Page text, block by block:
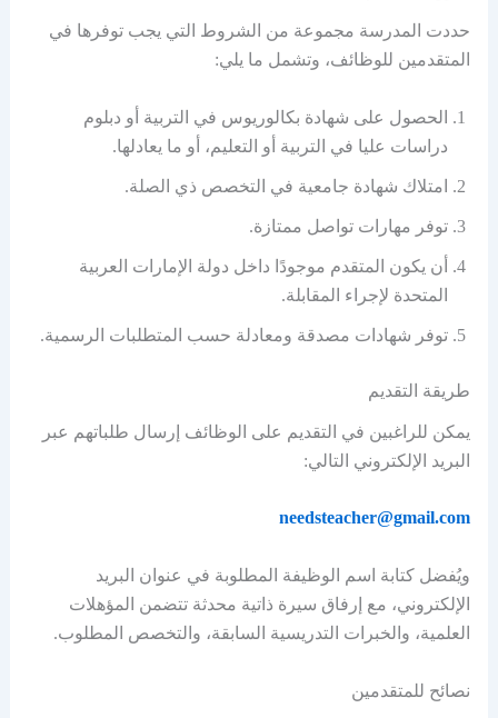
حددت المدرسة مجموعة من الشروط التي يجب توفرها في
المتقدمين للوظائف، وتشمل ما يلي:
الحصول على شهادة بكالوريوس في التربية أو دبلوم
دراسات عليا في التربية أو التعليم، أو ما يعادلها.
امتلاك شهادة جامعية في التخصص ذي الصلة.
توفر مهارات تواصل ممتازة.
أن يكون المتقدم موجودًا داخل دولة الإمارات العربية
المتحدة لإجراء المقابلة.
توفر شهادات مصدقة ومعادلة حسب المتطلبات الرسمية.
طريقة التقديم
يمكن للراغبين في التقديم على الوظائف إرسال طلباتهم عبر
البريد الإلكتروني التالي:
needsteacher@gmail.com
ويُفضل كتابة اسم الوظيفة المطلوبة في عنوان البريد
الإلكتروني، مع إرفاق سيرة ذاتية محدثة تتضمن المؤهلات
العلمية، والخبرات التدريسية السابقة، والتخصص المطلوب.
نصائح للمتقدمين